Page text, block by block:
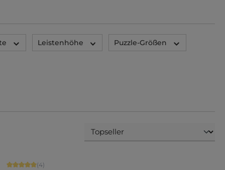
Leistenhöhe Puzzle-Größen
Durchschnittliche Bewertung von 5 von 5 Sternen
(4)